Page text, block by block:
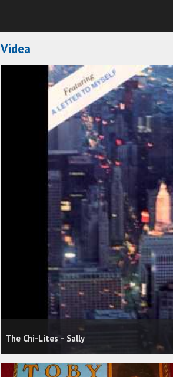
Videa
The Chi-Lites - Sally